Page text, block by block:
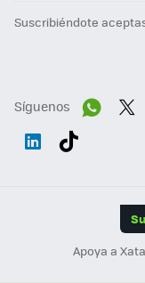
Suscribiéndote
Síguenos
Apoya a